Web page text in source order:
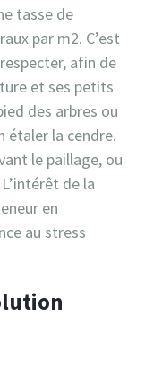
tasse de
par m2. C’est
afin de
et ses petits
des arbres ou
étaler la cendre.
le paillage, ou
de la
en
au stress